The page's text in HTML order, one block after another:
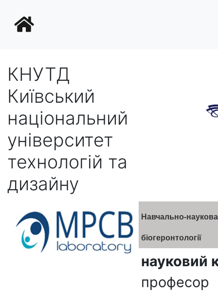
КНУТД
Київський
національний
університет
технологій та
дизайну
Навчально-
біогеронтології
науковий
професор